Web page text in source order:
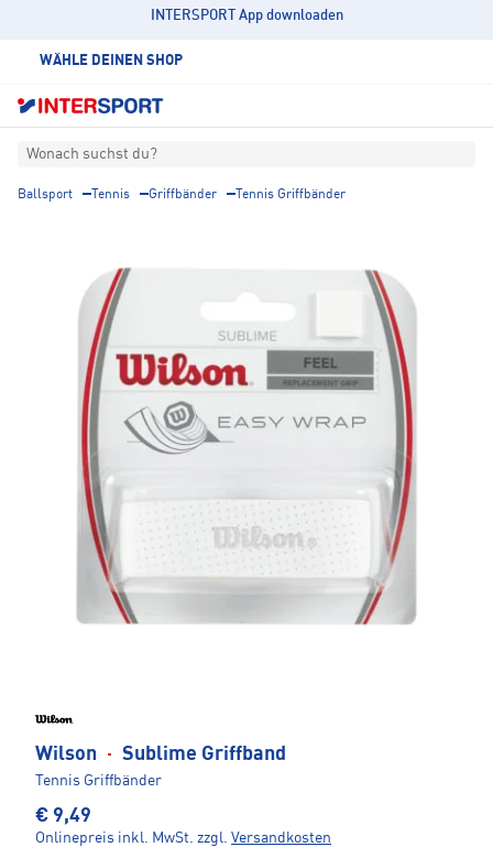
INTERSPORT App downloaden
WÄHLE DEINEN SHOP
Wonach suchst du?
Ballsport Tennis Griffbänder Tennis Griffbänder
Wilson · Sublime Griffband
Tennis Griffbänder
€ 9,49
Onlinepreis inkl. MwSt. zzgl. Versandkosten